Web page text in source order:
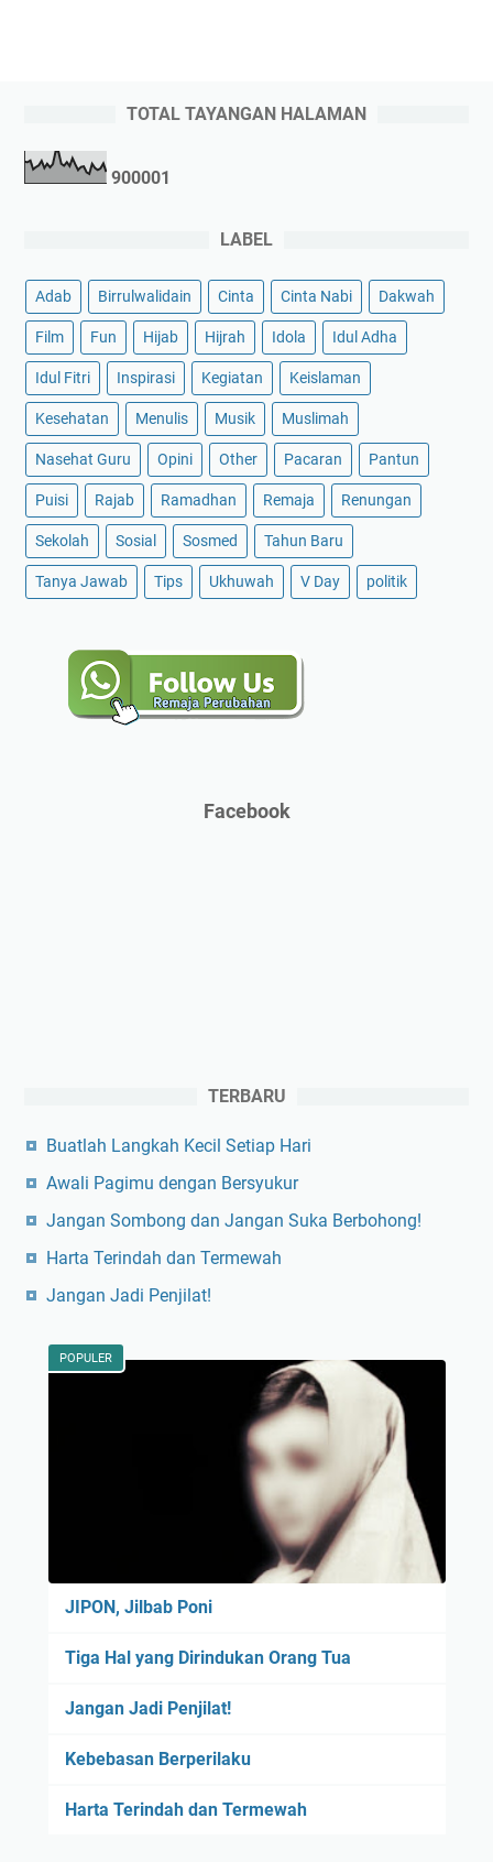
TOTAL TAYANGAN HALAMAN
900001
LABEL
Adab Birrulwalidain Cinta Cinta Nabi Dakwah
Film Fun Hijab Hijrah Idola Idul Adha
Idul Fitri Inspirasi Kegiatan Keislaman
Kesehatan Menulis Musik Muslimah
Nasehat Guru Opini Other Pacaran Pantun
Puisi Rajab Ramadhan Remaja Renungan
Sekolah Sosial Sosmed Tahun Baru
Tanya Jawab Tips Ukhuwah V Day politik
Facebook
TERBARU
Buatlah Langkah Kecil Setiap Hari
Awali Pagimu dengan Bersyukur
Jangan Sombong dan Jangan Suka Berbohong!
Harta Terindah dan Termewah
Jangan Jadi Penjilat!
POPULER
JIPON, Jilbab Poni
Tiga Hal yang Dirindukan Orang Tua
Jangan Jadi Penjilat!
Kebebasan Berperilaku
Harta Terindah dan Termewah